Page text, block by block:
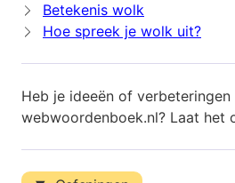
Betekenis wolk
Hoe spreek je wolk uit?
Heb je ideeën of
webwoordenboek.nl? Laat het